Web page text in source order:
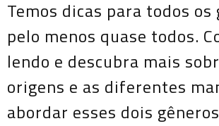
Temos dicas para todos os
pelo menos quase todos.
lendo e descubra mais
origens e as diferentes
abordar esses dois